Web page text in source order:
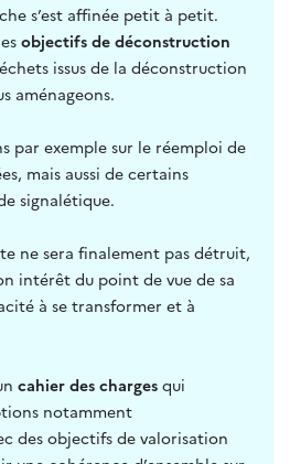
s’est affinée petit à petit.
objectifs de déconstruction
issus de la déconstruction
aménageons.
par exemple sur le réemploi de
mais aussi de certains
signalétique.
ne sera finalement pas détruit,
intérêt du point de vue de sa
à se transformer et à
cahier des charges qui
notamment
des objectifs de valorisation